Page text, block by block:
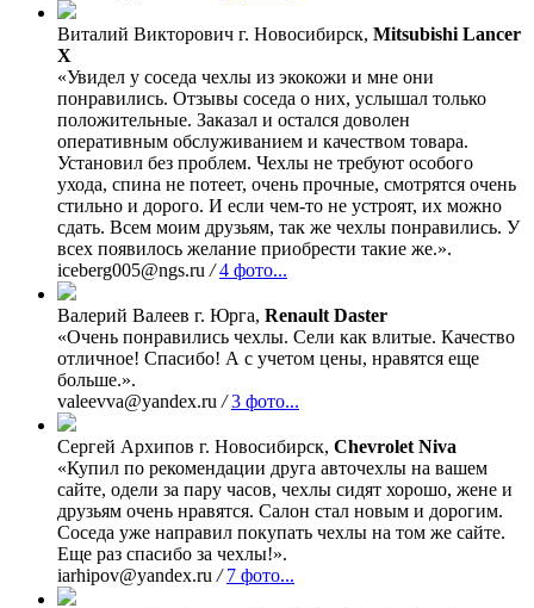
Виталий Викторович г. Новосибирск, Mitsubishi Lancer
X
«Увидел у соседа чехлы из экокожи и мне они
понравились. Отзывы соседа о них, услышал только
положительные. Заказал и остался доволен
оперативным обслуживанием и качеством товара.
Установил без проблем. Чехлы не требуют особого
ухода, спина не потеет, очень прочные, смотрятся очень
стильно и дорого. И если чем-то не устроят, их можно
сдать. Всем моим друзьям, так же чехлы понравились. У
всех появилось желание приобрести такие же.».
iceberg005@ngs.ru / 4 фото...
Валерий Валеев г. Юрга, Renault Daster
«Очень понравились чехлы. Сели как влитые. Качество
отличное! Спасибо! А с учетом цены, нравятся еще
больше.».
valeevva@yandex.ru / 3 фото...
Сергей Архипов г. Новосибирск, Chevrolet Niva
«Купил по рекомендации друга авточехлы на вашем
сайте, одели за пару часов, чехлы сидят хорошо, жене и
друзьям очень нравятся. Салон стал новым и дорогим.
Соседа уже направил покупать чехлы на том же сайте.
Еще раз спасибо за чехлы!».
iarhipov@yandex.ru / 7 фото...